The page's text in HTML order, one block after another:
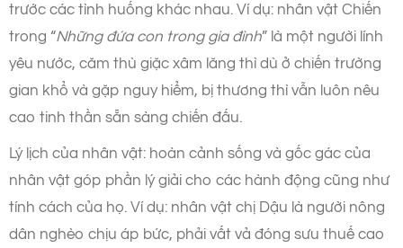
trước các tình huống khác nhau. Ví dụ: nhân vật Chiến
trong “Những đứa con trong gia đình” là một người lính
yêu nước, căm thù giặc xâm lăng thì dù ở chiến trường
gian khổ và gặp nguy hiểm, bị thương thì vẫn luôn nêu
cao tinh thần sẵn sàng chiến đấu.
Lý lịch của nhân vật: hoàn cảnh sống và gốc gác của
nhân vật góp phần lý giải cho các hành động cũng như
tính cách của họ. Ví dụ: nhân vật chị Dậu là người nông
dân nghèo chịu áp bức, phải vất vả đóng sưu thuế cao